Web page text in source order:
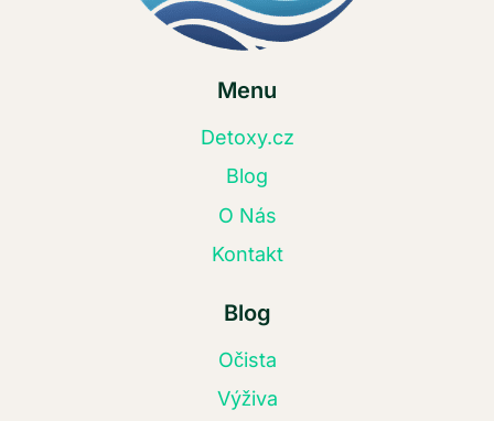
Menu
Detoxy.cz
Blog
O Nás
Kontakt
Blog
Očista
Výživa